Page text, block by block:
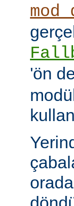
'ön